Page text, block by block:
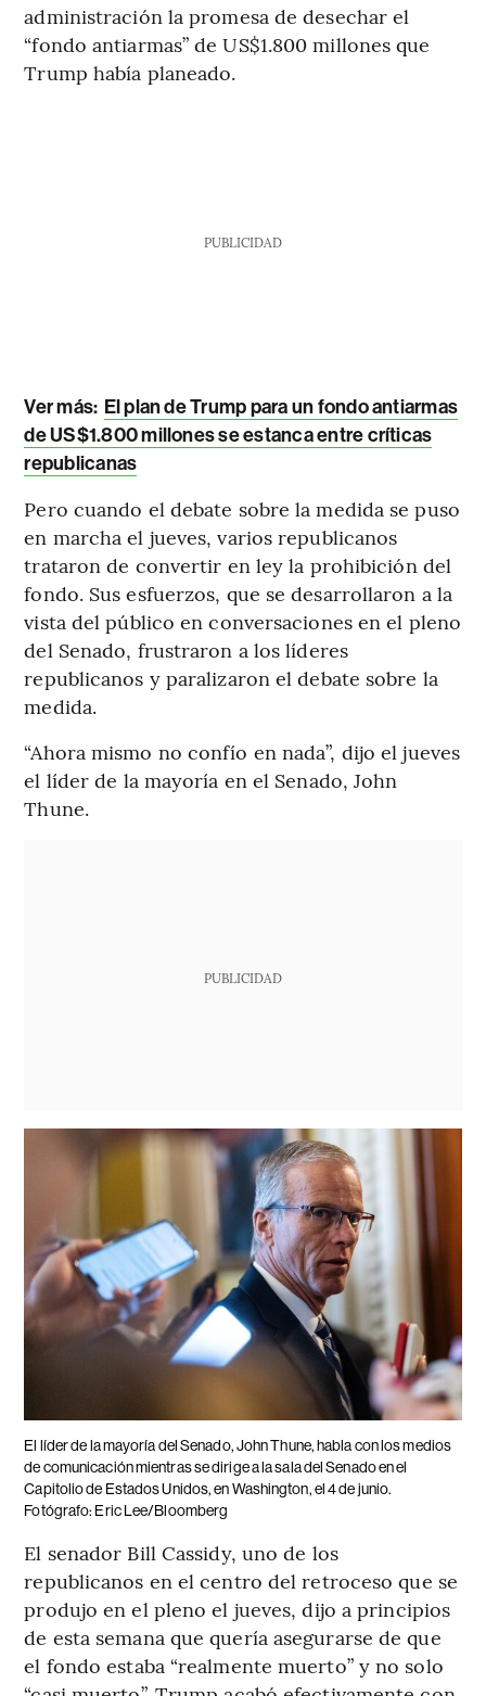
administración la promesa de desechar el
“fondo antiarmas” de US$1.800 millones que
Trump había planeado.
PUBLICIDAD
Ver más: El plan de Trump para un fondo antiarmas
de US$1.800 millones se estanca entre críticas
republicanas
Pero cuando el debate sobre la medida se puso
en marcha el jueves, varios republicanos
trataron de convertir en ley la prohibición del
fondo. Sus esfuerzos, que se desarrollaron a la
vista del público en conversaciones en el pleno
del Senado, frustraron a los líderes
republicanos y paralizaron el debate sobre la
medida.
“Ahora mismo no confío en nada”, dijo el jueves
el líder de la mayoría en el Senado, John
Thune.
PUBLICIDAD
El líder de la mayoría del Senado, John Thune, habla con los medios
de comunicación mientras se dirige a la sala del Senado en el
Capitolio de Estados Unidos, en Washington, el 4 de junio.
Fotógrafo: Eric Lee/Bloomberg
El senador Bill Cassidy, uno de los
republicanos en el centro del retroceso que se
produjo en el pleno el jueves, dijo a principios
de esta semana que quería asegurarse de que
el fondo estaba “realmente muerto” y no solo